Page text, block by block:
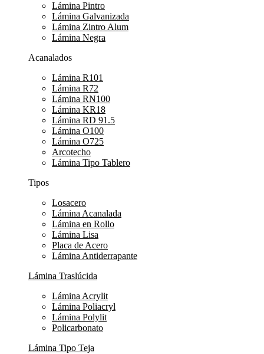
Lámina Pintro
Lámina Galvanizada
Lámina Zintro Alum
Lámina Negra
Acanalados
Lámina R101
Lámina R72
Lámina RN100
Lámina KR18
Lámina RD 91.5
Lámina O100
Lámina O725
Arcotecho
Lámina Tipo Tablero
Tipos
Losacero
Lámina Acanalada
Lámina en Rollo
Lámina Lisa
Placa de Acero
Lámina Antiderrapante
Lámina Traslúcida
Lámina Acrylit
Lámina Poliacryl
Lámina Polylit
Policarbonato
Lámina Tipo Teja